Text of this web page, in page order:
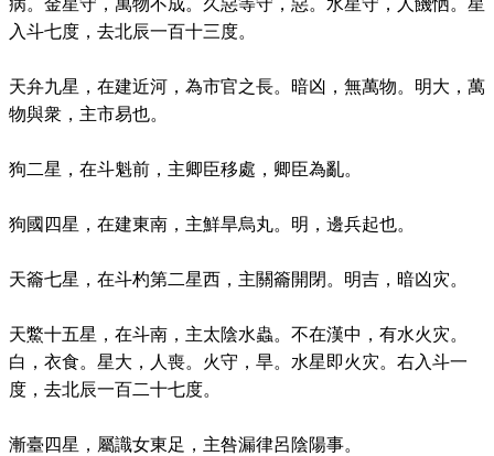
病。金星守，萬物不成。久惡等守，惡。水星守，人饑恓。星
入斗七度，去北辰一百十三度。
天弁九星，在建近河，為市官之長。暗凶，無萬物。明大，萬
物與衆，主市易也。
狗二星，在斗魁前，主卿臣移處，卿臣為亂。
狗國四星，在建東南，主鮮旱烏丸。明，邊兵起也。
天籥七星，在斗杓第二星西，主關籥開閉。明吉，暗凶灾。
天鱉十五星，在斗南，主太陰水蟲。不在漢中，有水火灾。
白，衣食。星大，人喪。火守，旱。水星即火灾。右入斗一
度，去北辰一百二十七度。
漸臺四星，屬識女東足，主咎漏律呂陰陽事。